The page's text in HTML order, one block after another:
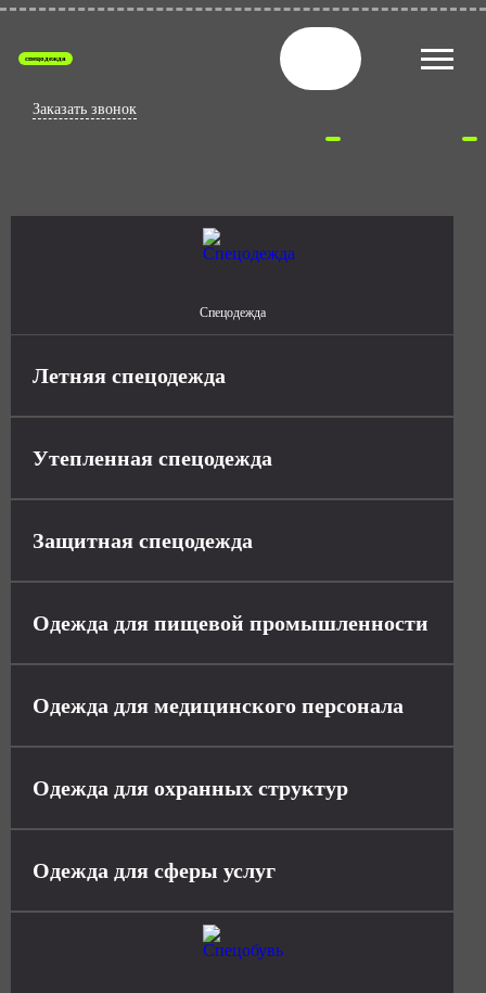
спецодежда
Заказать звонок
Спецодежда
Летняя спецодежда
Утепленная спецодежда
Защитная спецодежда
Одежда для пищевой промышленности
Одежда для медицинского персонала
Одежда для охранных структур
Одежда для сферы услуг